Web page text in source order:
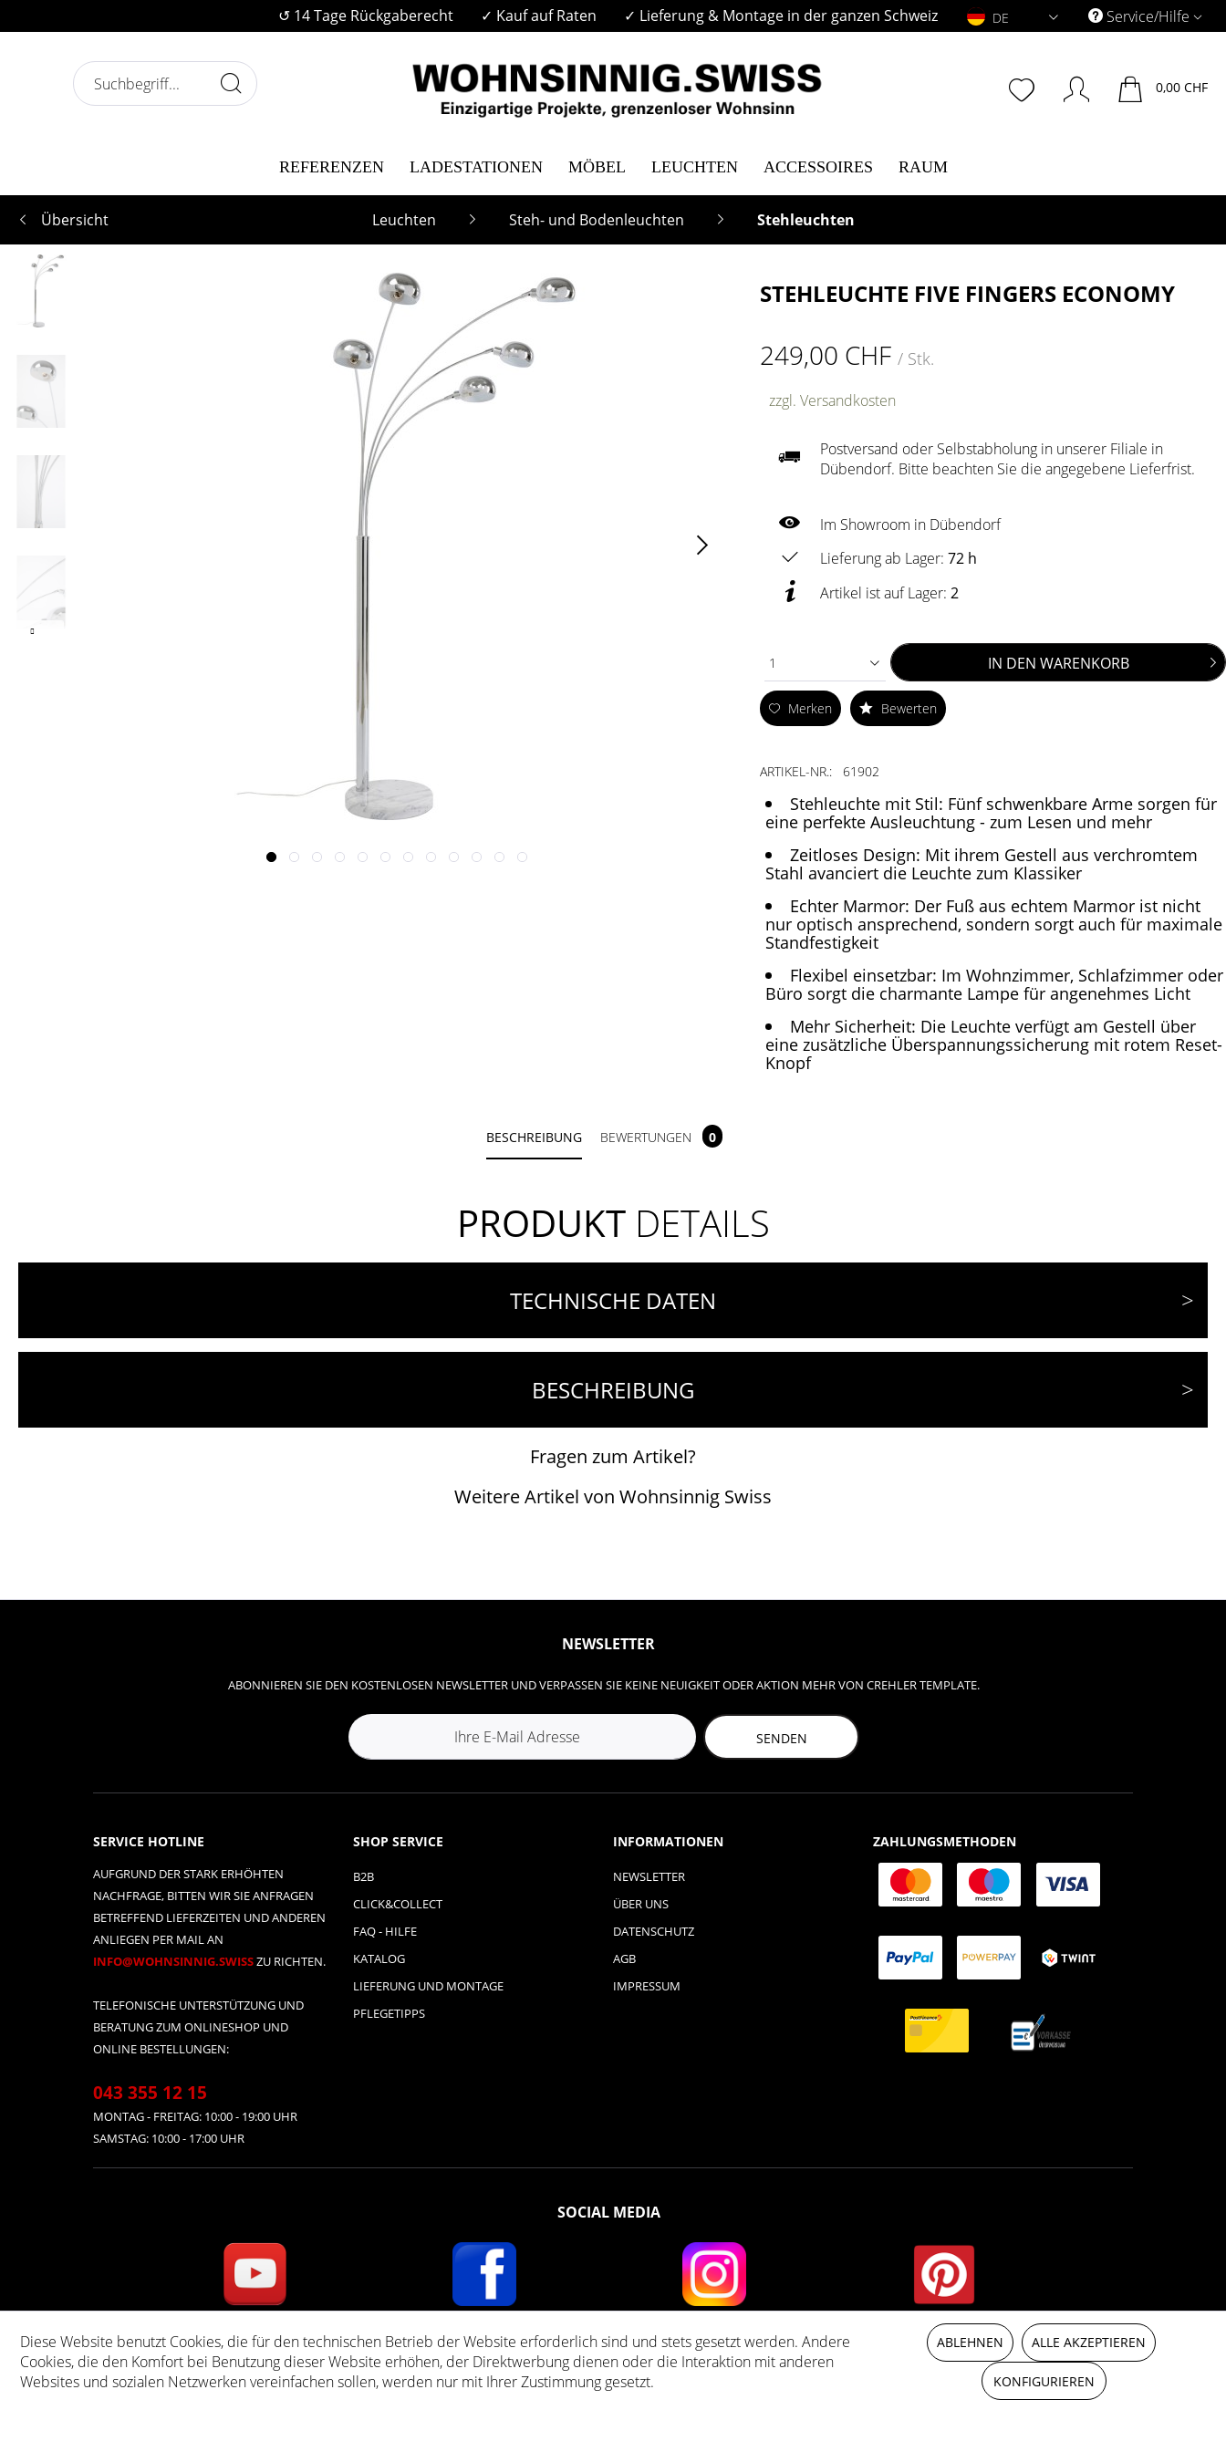
↺ 14 Tage Rückgaberecht ✓ Kauf auf Raten ✓ Lieferung & Montage in der ganzen Schweiz DE Service/Hilfe
0,00 CHF
REFERENZEN LADESTATIONEN MÖBEL LEUCHTEN ACCESSOIRES RAUM
Übersicht Leuchten Steh- und Bodenleuchten Stehleuchten
STEHLEUCHTE FIVE FINGERS ECONOMY
249,00 CHF/ Stk.
zzgl. Versandkosten
Postversand oder Selbstabholung in unserer Filiale in
Dübendorf. Bitte beachten Sie die angegebene Lieferfrist.
Im Showroom in Dübendorf
Lieferung ab Lager:72 h
Artikel ist auf Lager:2
1 IN DEN WARENKORB
Merken Bewerten
ARTIKEL-NR.: 61902
Stehleuchte mit Stil: Fünf schwenkbare Arme sorgen für
eine perfekte Ausleuchtung - zum Lesen und mehr
Zeitloses Design: Mit ihrem Gestell aus verchromtem
Stahl avanciert die Leuchte zum Klassiker
Echter Marmor: Der Fuß aus echtem Marmor ist nicht
nur optisch ansprechend, sondern sorgt auch für maximale
Standfestigkeit
Flexibel einsetzbar: Im Wohnzimmer, Schlafzimmer oder
Büro sorgt die charmante Lampe für angenehmes Licht
Mehr Sicherheit: Die Leuchte verfügt am Gestell über
eine zusätzliche Überspannungssicherung mit rotem Reset-
Knopf
BESCHREIBUNG BEWERTUNGEN 0
PRODUKTDETAILS
TECHNISCHE DATEN
BESCHREIBUNG
Fragen zum Artikel?
Weitere Artikel von Wohnsinnig Swiss
NEWSLETTER
ABONNIEREN SIE DEN KOSTENLOSEN NEWSLETTER UND VERPASSEN SIE KEINE NEUIGKEIT ODER AKTION MEHR VON CREHLER TEMPLATE.
SENDEN
SERVICE HOTLINE
AUFGRUND DER STARK ERHÖHTEN
NACHFRAGE, BITTEN WIR SIE ANFRAGEN
BETREFFEND LIEFERZEITEN UND ANDEREN
ANLIEGEN PER MAIL AN
INFO@WOHNSINNIG.SWISSZU RICHTEN.
TELEFONISCHE UNTERSTÜTZUNG UND
BERATUNG ZUM ONLINESHOP UND
ONLINE BESTELLUNGEN:
043 355 12 15
MONTAG - FREITAG: 10:00 - 19:00 UHR
SAMSTAG: 10:00 - 17:00 UHR
SHOP SERVICE
B2B
CLICK&COLLECT
FAQ - HILFE
KATALOG
LIEFERUNG UND MONTAGE
PFLEGETIPPS
INFORMATIONEN
NEWSLETTER
ÜBER UNS
DATENSCHUTZ
AGB
IMPRESSUM
ZAHLUNGSMETHODEN
SOCIAL MEDIA
* Alle Preise inkl. gesetzl. Mehrwertsteuer zzgl.Versandkostenund ggf. Nachnahmegebühren, wenn nicht anders beschrieben
Diese Website benutzt Cookies, die für den technischen Betrieb der Website erforderlich sind und stets gesetzt werden. Andere
Cookies, die den Komfort bei Benutzung dieser Website erhöhen, der Direktwerbung dienen oder die Interaktion mit anderen
Websites und sozialen Netzwerken vereinfachen sollen, werden nur mit Ihrer Zustimmung gesetzt.
ABLEHNEN ALLE AKZEPTIEREN
KONFIGURIEREN